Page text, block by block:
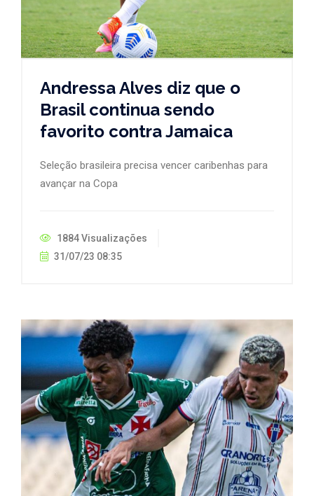
Andressa Alves diz que o
Brasil continua sendo
favorito contra Jamaica
Seleção brasileira precisa vencer caribenhas para
avançar na Copa
1884 Visualizações
31/07/23 08:35